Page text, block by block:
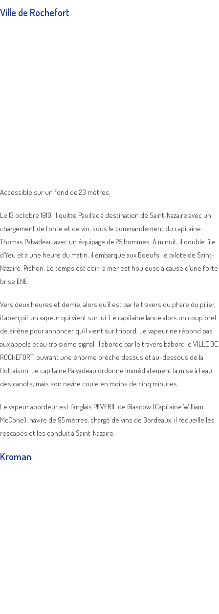
Ville de Rochefort
Accessible sur un fond de 23 mètres.
Le 13 octobre 1910, il quitte Pauillac à destination de Saint-Nazaire avec un
chargement de fonte et de vin, sous le commandement du capitaine
Thomas Palvadeau avec un équipage de 25 hommes. A minuit, il double l’île
d’Yeu et à une heure du matin, il embarque aux Boeufs, le pilote de Saint-
Nazaire, Pichon. Le temps est clair, la mer est houleuse à cause d’une forte
brise ENE.
Vers deux heures et demie, alors qu’il est par le travers du phare du pilier,
il aperçoit un vapeur qui vient sur lui. Le capitaine lance alors un coup bref
de sirène pour annoncer qu’il vient sur tribord. Le vapeur ne répond pas
aux appels et au troisième signal, il aborde par le travers bâbord le VILLE DE
ROCHEFORT, ouvrant une énorme brèche dessus et au-dessous de la
flottaison. Le capitaine Palvadeau ordonne immédiatement la mise à l’eau
des canots, mais son navire coule en moins de cinq minutes.
Le vapeur abordeur est l’anglais PEVERIL de Glascow (Capitaine William
McCone), navire de 95 mètres, chargé de vins de Bordeaux. il recueille les
rescapés et les conduit à Saint-Nazaire.
Kroman